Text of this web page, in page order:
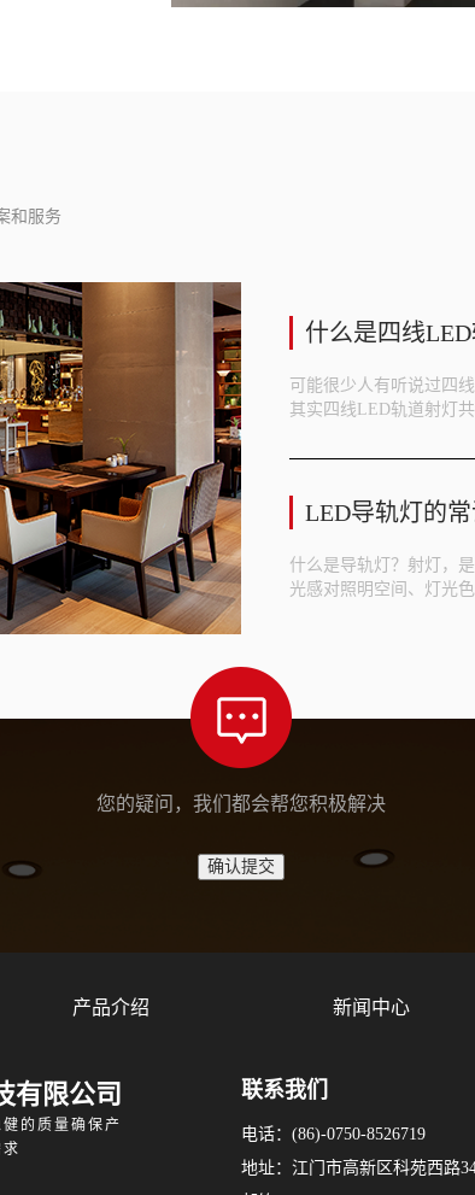
和服务
什么是四线LED
可能很少人有听说过四
其实四线LED轨道射灯
LED导轨灯的
什么是导轨灯？射灯，
光感对照明空间、灯光
您的疑问，我们都会帮您积极解决
产品介绍 新闻中心
有限公司
的质量确保产
联系我们
电话：(86)-0750-8526719
地址：江门市高新区科苑西路